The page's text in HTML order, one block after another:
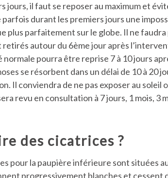
jours, il faut se reposer au maximum et
parfois durant les premiers jours une
plus parfaitement sur le globe. Il ne
retirés autour du 6ème jour après
normale pourra être reprise 7 à 10 jours
se résorbent dans un délai de 10 à 20
Il conviendra de ne pas exposer au soleil
revu en consultation à 7 jours, 1 mois, 3
des cicatrices ?
pour la paupière inférieure sont situées
progressivement blanches et